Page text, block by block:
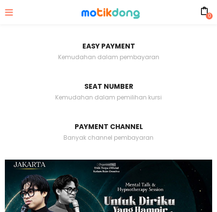
0
EASY PAYMENT
Kemudahan dalam pembayaran
SEAT NUMBER
Kemudahan dalam pemilihan kursi
PAYMENT CHANNEL
Banyak channel pembayaran